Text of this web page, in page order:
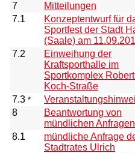
7
Mitteilungen
7.1
Konzeptentwurf für
Sportfest der Stadt
(Saale) am
7.2
Einweihung der
Kraftsporthalle im
Sportkomplex
Koch-Straße
7.3 *
8
Beantwortung von
mündlichen Anfragen
8.1
mündliche Anfrage
Stadtrates Ulrich